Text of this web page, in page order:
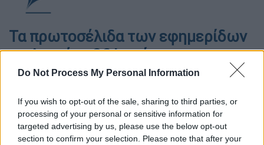
Do Not Process My Personal Information
If you wish to opt-out of the sale, sharing to third parties, or
processing of your personal or sensitive information for
targeted advertising by us, please use the below opt-out
section to confirm your selection. Please note that after your
Τα πρωτοσέλιδα των εφημερίδων
τη Δευτέρα 26 Ιουνίου